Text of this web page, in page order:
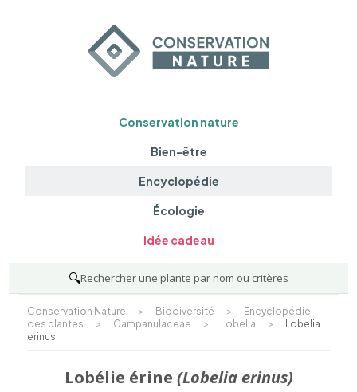
Conservation nature
Bien-être
Encyclopédie
Écologie
Idée cadeau
🔍Rechercher une plante par nom ou critères
Conservation Nature > Biodiversité >
Encyclopédie
des plantes
> Campanulaceae > Lobelia >
Lobelia
erinus
Lobélie érine (Lobelia erinus)